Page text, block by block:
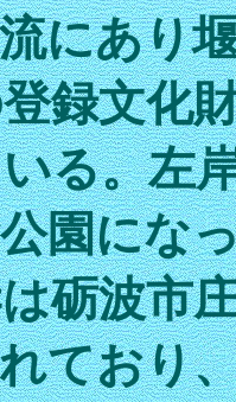
にあり
録文化
る。左
園にな
砺波市
ており